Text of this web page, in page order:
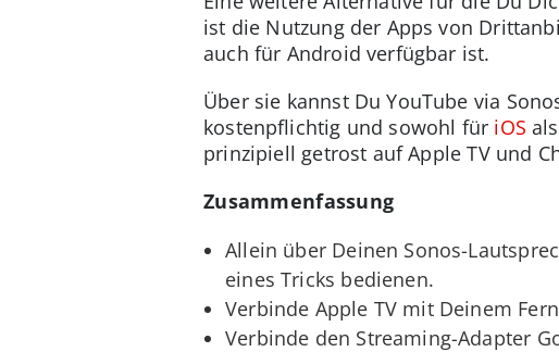
ist die Nutzung der Apps von
auch für Android verfügbar ist.
Über sie kannst Du YouTube via
kostenpflichtig und sowohl für iOS
prinzipiell getrost auf Apple TV und
Zusammenfassung
Allein über Deinen Sonos-
eines Tricks bedienen.
Verbinde Apple TV mit Deinem
Verbinde den Streaming-Adapter